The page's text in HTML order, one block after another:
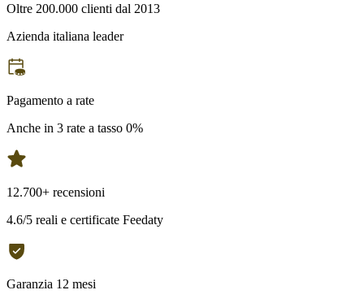
Oltre 200.000 clienti dal 2013
Azienda italiana leader
Pagamento a rate
Anche in 3 rate a tasso 0%
12.700+ recensioni
4.6/5 reali e certificate Feedaty
Garanzia 12 mesi